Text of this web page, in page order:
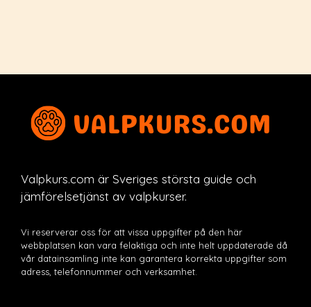
Valpkurs.com är Sveriges största guide och
jämförelsetjänst av valpkurser.
Vi reserverar oss för att vissa uppgifter på den här
webbplatsen kan vara felaktiga och inte helt uppdaterade då
vår datainsamling inte kan garantera korrekta uppgifter som
adress, telefonnummer och verksamhet.